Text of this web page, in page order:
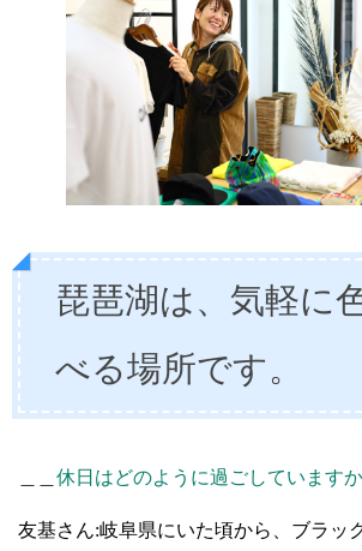
琵琶湖は、気軽に
べる場所です。
休日はどのように過ごしています
友基さん:岐阜県にいた頃から、ブラッ